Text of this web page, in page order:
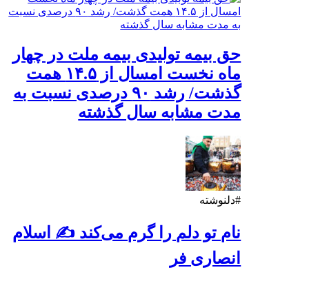
حق بیمه تولیدی بیمه ملت در چهار
ماه نخست امسال از ۱۴.۵ همت
گذشت/ رشد ۹۰ درصدی نسبت به
مدت مشابه سال گذشته
#دلنوشته
نام تو دلم را گرم می‌کند ✍️ اسلام
انصاری فر